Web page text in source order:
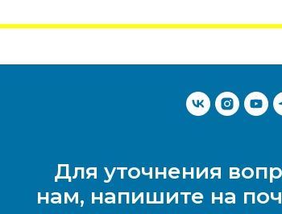
Для уточнения
нам, напишите на